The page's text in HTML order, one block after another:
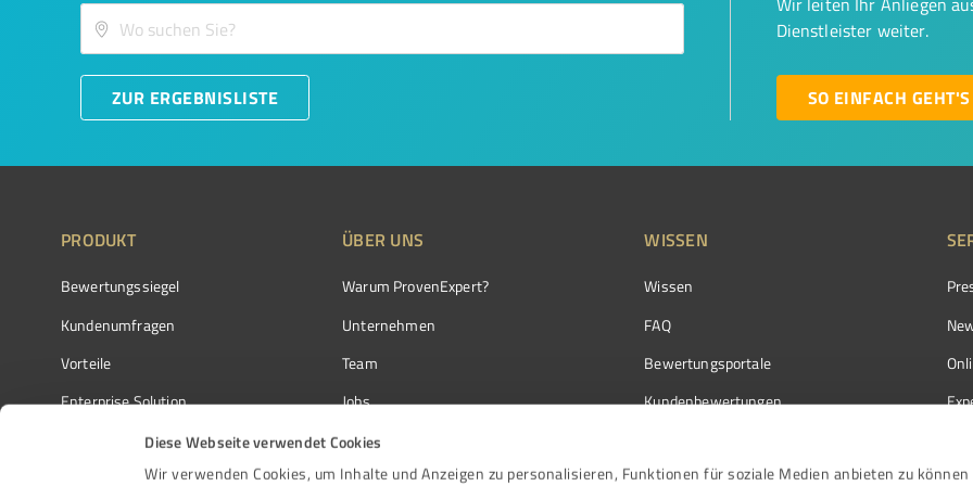
Diese Webseite verwendet Cookies
Wir verwenden Cookies, um Inhalte und Anzeigen zu personalisieren, Funktionen für soziale Medien anbieten zu können
ZUR ERGEBNISLISTE
Dienstleister weiter.
SO EINFACH GEHT'S
PRODUKT
Bewertungssiegel
Kundenumfragen
Vorteile
Enterprise Solution
Partnerprogramm
Auszeichnungen
ÜBER UNS
Warum ProvenExpert?
Unternehmen
Team
Jobs
Kundenstimmen
Kontakt
WISSEN
Wissen
FAQ
Bewertungsportale
Kundenbewertungen
Bewertungs­richtlinien